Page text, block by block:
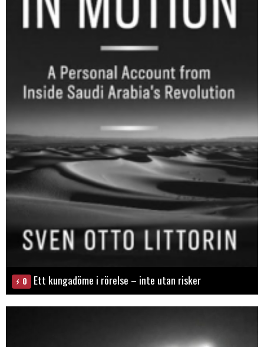
0 Ett kungadöme i rörelse – inte utan risker